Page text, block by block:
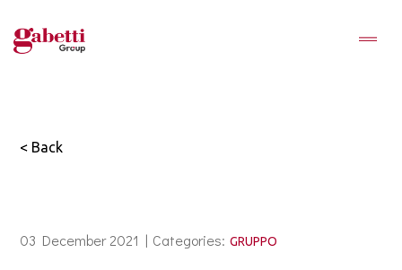
< Back
03 December 2021 | Categories: GRUPPO